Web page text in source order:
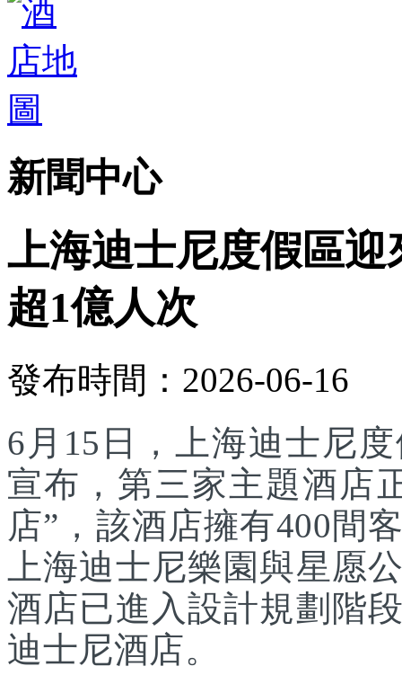
新聞中心
上海迪士尼度假區
超1億人次
發布時間：2026-06-16
6月15日，上海迪士尼
宣布，第三家主題酒店
店”，該酒店擁有400間
上海迪士尼樂園與星愿
酒店已進入設計規劃階
迪士尼酒店。